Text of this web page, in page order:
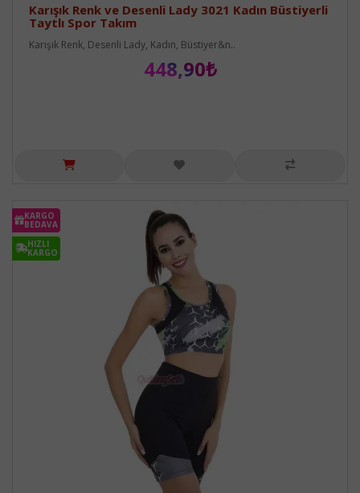
Karışık Renk ve Desenli Lady 3021 Kadın Büstiyerli
Taytlı Spor Takım
Karışık Renk, Desenli Lady, Kadın, Büstiyer&n..
448,90₺
KARGO
BEDAVA
HIZLI
KARGO